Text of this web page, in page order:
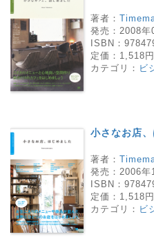
著者：
発売： 2008年
ISBN：
定価： 1,518円
カテゴリ： ビ
小さなお店
著者：
発売： 2006年
ISBN：
定価： 1,518円
カテゴリ： ビ